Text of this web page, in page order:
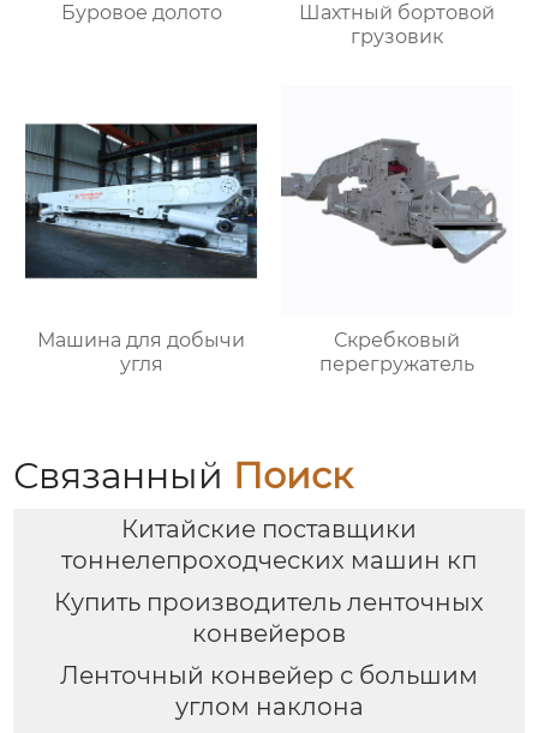
Буровое долото
Шахтный бортовой
грузовик
Машина для добычи
угля
Скребковый
перегружатель
Связанный Поиск
Китайские поставщики
тоннелепроходческих машин кп
Купить производитель ленточных
конвейеров
Ленточный конвейер с большим
углом наклона